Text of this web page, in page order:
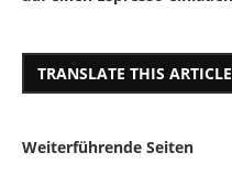
TRANSLATE THIS
Weiterführende Seiten